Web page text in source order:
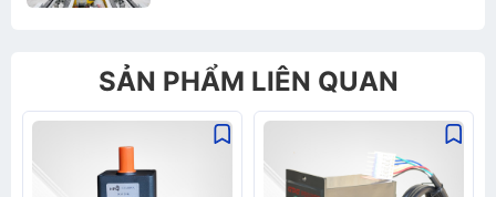
Gửi thông tin
SẢN PHẨM LIÊN QUAN